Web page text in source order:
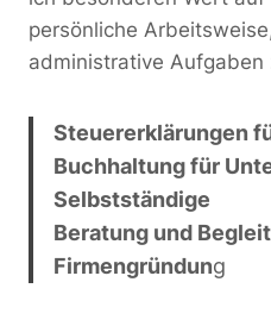
persönliche
administrative Aufgaben
Steuererklärungen
Buchhaltung für
Selbstständige
Beratung und
Firmengründung